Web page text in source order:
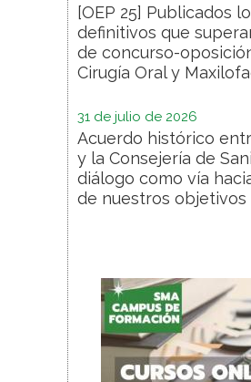
[OEP 25] Publicados
definitivos que
de concurso-
Cirugía Oral y
31 de julio de 2026
Acuerdo histórico
y la Consejería de
diálogo como vía
de nuestros objetivos